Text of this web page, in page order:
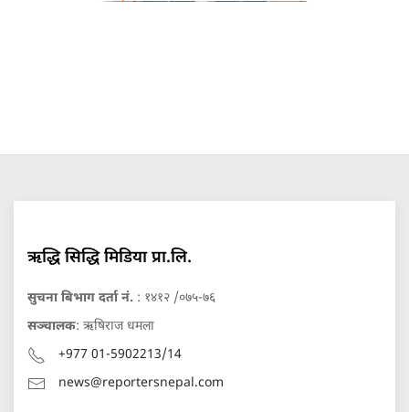
ऋद्धि सिद्धि मिडिया प्रा.लि.
सुचना बिभाग दर्ता नं. : १४१२ /०७५-७६
सञ्चालक: ऋषिराज धमला
+977 01-5902213/14
news@reportersnepal.com